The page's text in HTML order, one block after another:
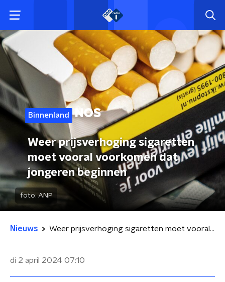
Binnenland
Weer prijsverhoging sigaretten
moet vooral voorkomen dat
jongeren beginnen
foto:ANP
Nieuws Weer prijsverhoging sigaretten moet vooral voorkomen dat jongeren beginnen
di 2 april 2024 07:10